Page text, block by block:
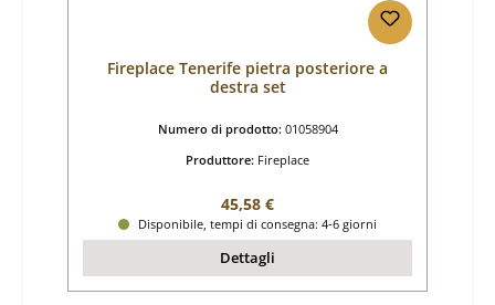
Fireplace Tenerife pietra posteriore a
destra set
Numero di prodotto: 01058904
Produttore: Fireplace
Prezzo normale:
45,58 €
Disponibile, tempi di consegna: 4-6 giorni
Dettagli